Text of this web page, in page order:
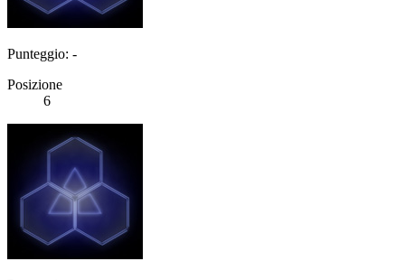
Punteggio: -
Posizione
6